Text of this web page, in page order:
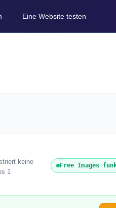
Eine Website testen
keine
1
Free Images